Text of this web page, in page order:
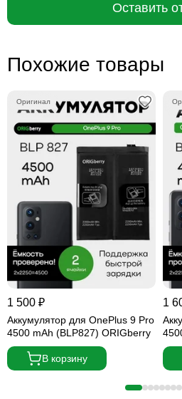
Оставить
Похожие товары
1 500 ₽
Аккумулятор для OnePlus 9 Pro
4500 mAh (BLP827) ORIGberry
В корзину
1